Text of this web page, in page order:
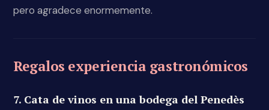
pero agradece enormemente.
Regalos experiencia gastronómicos
7. Cata de vinos en una bodega del Penedès